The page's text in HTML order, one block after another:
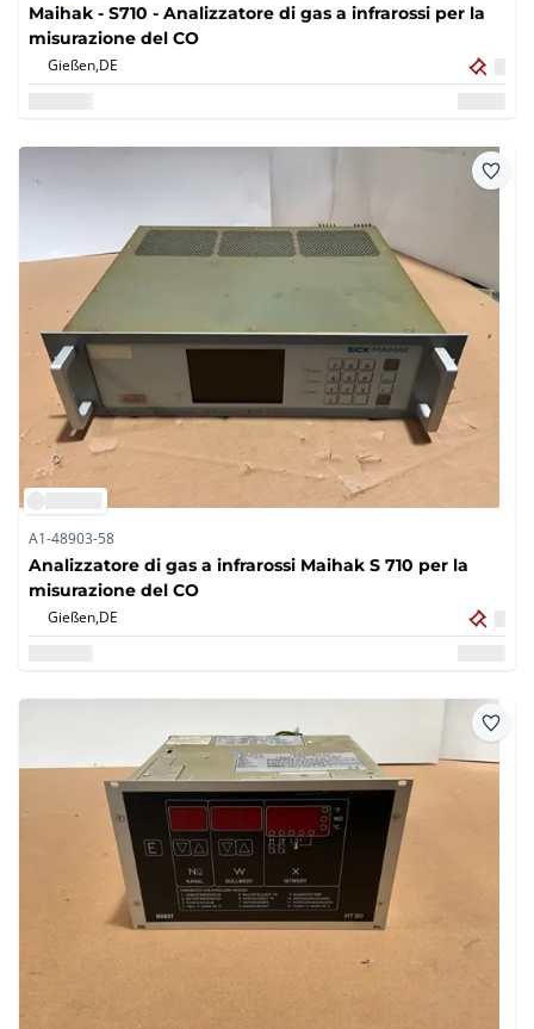
Maihak - S710 - Analizzatore di gas a infrarossi per la
misurazione del CO
Gießen,DE
A1-48903-58
Analizzatore di gas a infrarossi Maihak S 710 per la
misurazione del CO
Gießen,DE